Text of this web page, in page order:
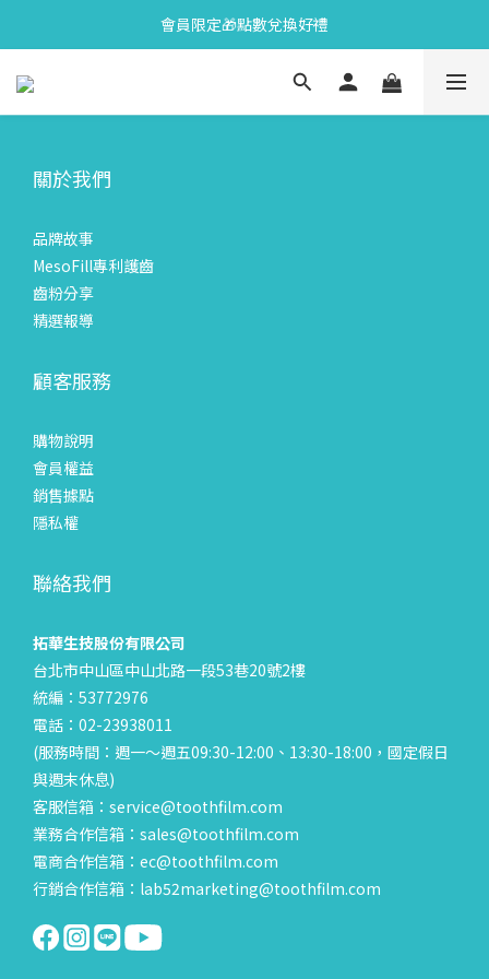
會員限定🎁點數兌換好禮
會員限定🎁點數兌換好禮
全新上市🫧變色牙膏加碼送好禮
會員限定🎁點數兌換好禮
關於我們
品牌故事
MesoFill專利護齒
齒粉分享
精選報導
顧客服務
購物說明
會員權益
銷售據點
隱私權
聯絡我們
拓華生技股份有限公司
台北市中山區中山北路一段53巷20號2樓
統編：53772976
電話：02-23938011
(服務時間：週一～週五09:30-12:00、13:30-18:00，國定假日
與週末休息)
客服信箱：service@toothfilm.com
業務合作信箱：sales@toothfilm.com
電商合作信箱：ec@toothfilm.com
行銷合作信箱：lab52marketing@toothfilm.com